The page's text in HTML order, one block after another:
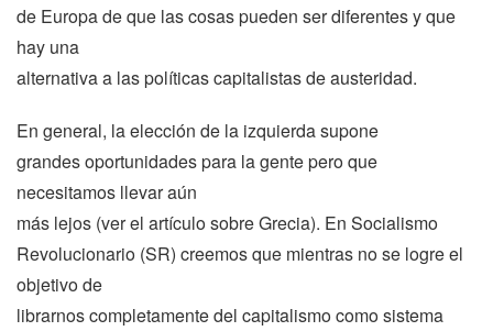
de Europa de que las cosas pueden ser diferentes y que
hay una
alternativa a las políticas capitalistas de austeridad.
En general, la elección de la izquierda supone
grandes oportunidades para la gente pero que
necesitamos llevar aún
más lejos (ver el artículo sobre Grecia). En Socialismo
Revolucionario (SR) creemos que mientras no se logre el
objetivo de
librarnos completamente del capitalismo como sistema